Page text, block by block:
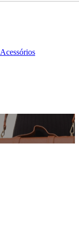
Acessórios